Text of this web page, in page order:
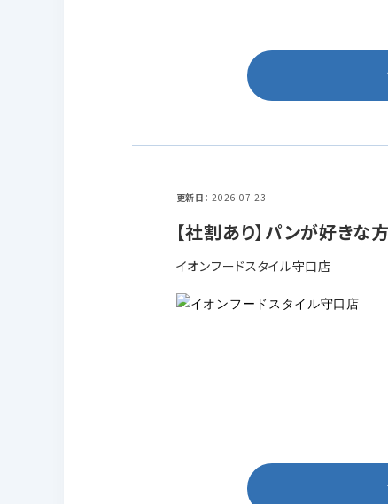
更新日 2026-07-23
【社割あり】パンが好き
イオンフードスタイル守口店